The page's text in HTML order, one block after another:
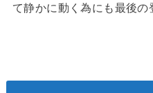
て静かに動く為にも最後の